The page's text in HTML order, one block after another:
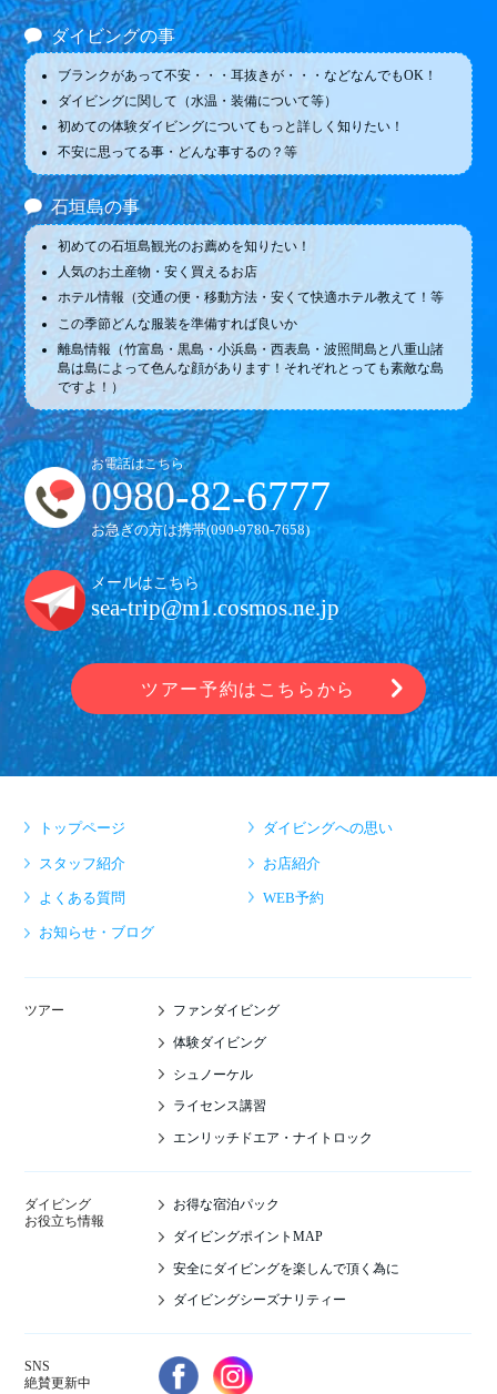
ダイビングの事
ブランクがあって不安・・・耳抜きが・・・などなんでもOK！
ダイビングに関して（水温・装備について等）
初めての体験ダイビングについてもっと詳しく知りたい！
不安に思ってる事・どんな事するの？等
石垣島の事
初めての石垣島観光のお薦めを知りたい！
人気のお土産物・安く買えるお店
ホテル情報（交通の便・移動方法・安くて快適ホテル教えて！等
この季節どんな服装を準備すれば良いか
離島情報（竹富島・黒島・小浜島・西表島・波照間島と八重山諸
島は島によって色んな顔があります！それぞれとっても素敵な島
ですよ！）
お電話はこちら
0980-82-6777
お急ぎの方は携帯(090-9780-7658)
メールはこちら
sea-trip@m1.cosmos.ne.jp
ツアー予約はこちらから
トップページ ダイビングへの思い
スタッフ紹介 お店紹介
よくある質問 WEB予約
お知らせ・ブログ
ツアー ファンダイビング
体験ダイビング
シュノーケル
ライセンス講習
エンリッチドエア・ナイトロック
ダイビング
お役立ち情報
お得な宿泊パック
ダイビングポイントMAP
安全にダイビングを楽しんで頂く為に
ダイビングシーズナリティー
SNS
絶賛更新中